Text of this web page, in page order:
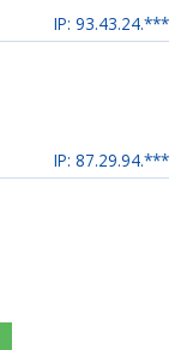
IP: 93.43.24.***
IP: 87.29.94.***